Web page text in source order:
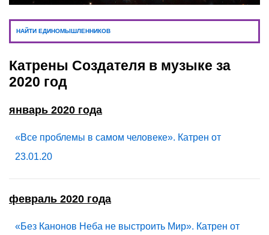
НАЙТИ ЕДИНОМЫШЛЕННИКОВ
Катрены Создателя в музыке за
2020 год
январь 2020 года
«Все проблемы в самом человеке». Катрен от
23.01.20
февраль 2020 года
«Без Канонов Неба не выстроить Мир». Катрен от